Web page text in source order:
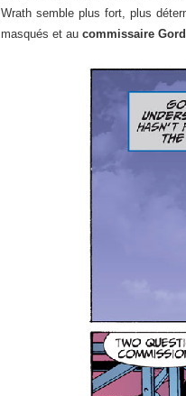
Wrath semble plus fort, plus
masqués et au commissaire